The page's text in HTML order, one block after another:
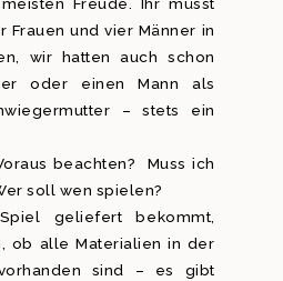
Freude. Ihr müsst
Frauen und vier Männer in
wir hatten auch schon
oder einen Mann als
– stets ein
beachten? Muss ich
soll wen spielen?
geliefert bekommt,
ob alle Materialien in der
sind – es gibt